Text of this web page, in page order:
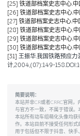
[25] 铁道部档案史志中心.
[26] 铁道部档案史志中心.
[27] 铁道部档案史志中心.
[28] 铁道部档案史志中心.
[29] 铁道部档案史志中心.
[30] 铁道部档案史志中心.
[31] 王振华.我国铁路预应
计,2004,(07):149-
简要说明：
本站并非CR或者CRRC官网
与官方不一致，不属于错误。
本站所有动车组萌化头像均获
作。本站目前不接受任何形
用于包括但不限于抖音、快